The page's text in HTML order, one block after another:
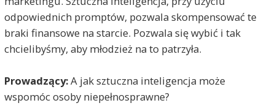
odpowiednich promptów, pozwala skompensować te
braki finansowe na starcie. Pozwala się wybić i tak
chcielibyśmy, aby młodzież na to patrzyła.
Prowadzący:A jak sztuczna inteligencja może
wspomóc osoby niepełnosprawne?